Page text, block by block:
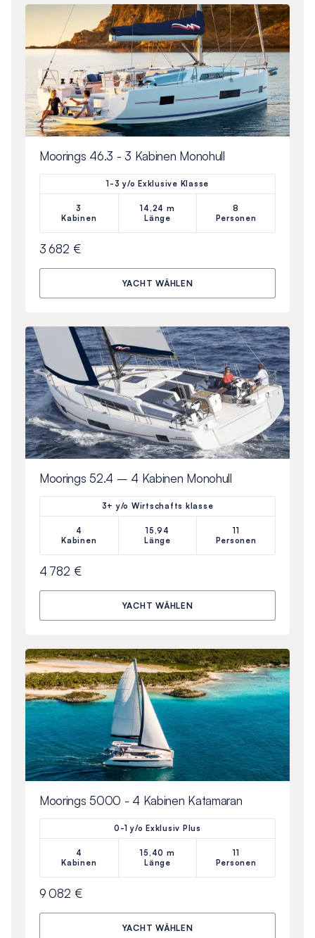
Moorings 46.3 - 3 Kabinen Monohull
1-3 y/o Exklusive Klasse
3
Kabinen
14,24 m
Länge
8
Personen
3 682 €
YACHT WÄHLEN
Moorings 52.4 – 4 Kabinen Monohull
3+ y/o Wirtschafts klasse
4
Kabinen
15,94
Länge
11
Personen
4 782 €
YACHT WÄHLEN
Moorings 5000 - 4 Kabinen Katamaran
0-1 y/o Exklusiv Plus
4
Kabinen
15,40 m
Länge
11
Personen
9 082 €
YACHT WÄHLEN